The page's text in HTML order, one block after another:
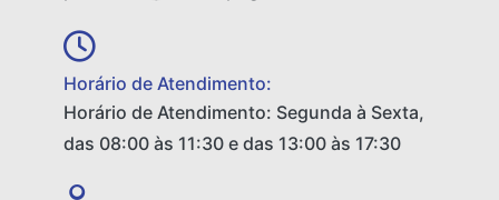
Horário de Atendimento:
Horário de Atendimento: Segunda à Sexta,
das 08:00 às 11:30 e das 13:00 às 17:30